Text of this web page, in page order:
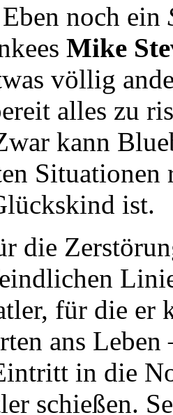
noch ein
Mike
völlig
alles zu
kann
Situationen
ist.
die
für die
ans
in die
schießen.